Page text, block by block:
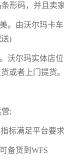
形码，并且卖
。由沃尔玛卡
)
沃尔玛实体店
或者上门提货。
;
标满足平台要
备货到WFS